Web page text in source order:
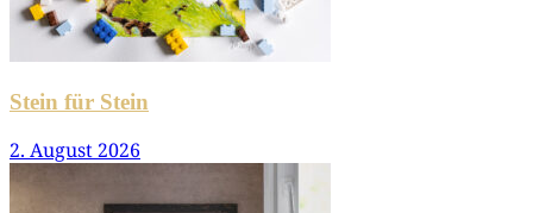
Stein für Stein
2. August 2026